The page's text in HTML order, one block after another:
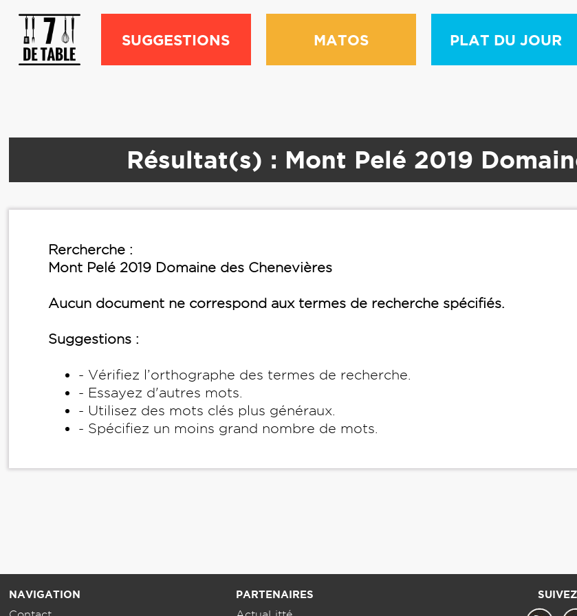
SUGGESTIONS MATOS PLAT DU JOUR
Résultat(s) : Mont Pelé 2019
Rercherche :
Mont Pelé 2019 Domaine des Chenevières
Aucun document ne correspond aux termes de recherche spécifiés.
Suggestions :
- Vérifiez l’orthographe des termes de recherche.
- Essayez d'autres mots.
- Utilisez des mots clés plus généraux.
- Spécifiez un moins grand nombre de mots.
NAVIGATION
PARTENAIRES